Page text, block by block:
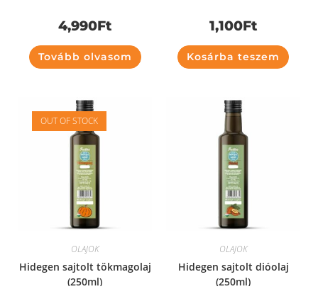
4,990Ft
Tovább olvasom
1,100Ft
Kosárba teszem
OUT OF STOCK
OLAJOK
Hidegen sajtolt tökmagolaj
(250ml)
OLAJOK
Hidegen sajtolt dióolaj
(250ml)